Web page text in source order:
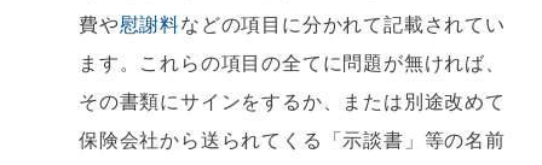
費や慰謝料などの項目に分かれて記載されてい
ます。これらの項目の全てに問題が無ければ、
その書類にサインをするか、または別途改めて
保険会社から送られてくる「示談書」等の名前